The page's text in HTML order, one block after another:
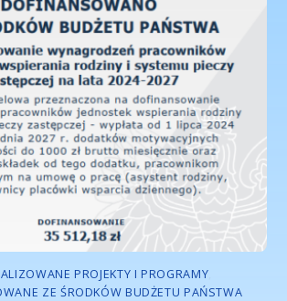
PROJEKTY I PROGRAMY
ZE ŚRODKÓW BUDŻETU PAŃSTWA